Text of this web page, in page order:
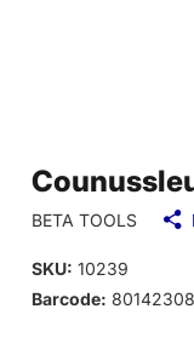
BETA TOOLS
SKU: 10239
Barcode: